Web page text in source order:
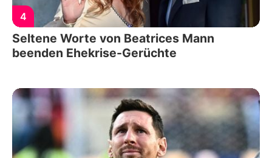
4
Seltene Worte von Beatrices Mann
beenden Ehekrise-Gerüchte